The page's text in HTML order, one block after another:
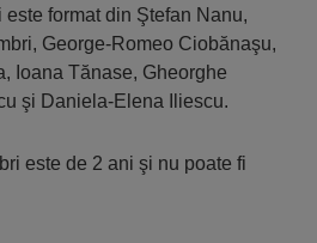
format din Ştefan Nanu,
George-Romeo Ciobănaşu,
Ioana Tănase, Gheorghe
şi Daniela-Elena Iliescu.
este de 2 ani şi nu poate fi